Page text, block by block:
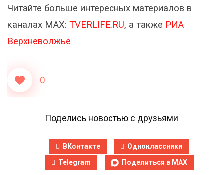
Читайте больше интересных материалов в
каналах МАХ: TVERLIFE.RU, а также РИА
Верхневолжье
0
Поделись новостью с друзьями
ВКонтакте
Одноклассники
Telegram
Поделиться в MAX